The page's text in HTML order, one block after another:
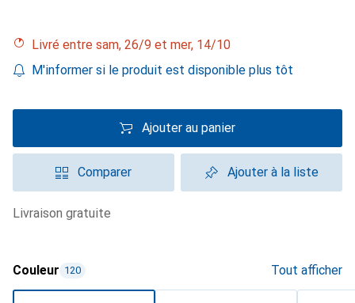
Livré entre sam, 26/9 et mer, 14/10
M'informer si le produit est disponible plus tôt
Ajouter au panier
Comparer Ajouter à la liste
livraison gratuite
Couleur 120 Tout afficher